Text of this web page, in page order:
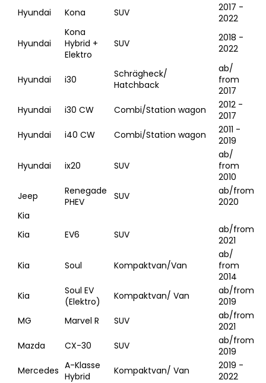
Hyundai Kona SUV
2017 -
2022
Hyundai
Kona
Hybrid +
Elektro
SUV
2018 -
2022
Hyundai i30
Schrägheck/
Hatchback
ab/
from
2017
Hyundai
i30 CW Combi/Station wagon
2012 -
2017
Hyundai
i40 CW Combi/Station wagon
2011 -
2019
Hyundai ix20 SUV
ab/
from
2010
Jeep
Renegade
PHEV
SUV
ab/from
2020
Kia
Kia
EV6 SUV
ab/from
2021
Kia Soul Kompaktvan/Van
ab/
from
2014
Kia
Soul EV
(Elektro)
Kompaktvan/ Van
ab/from
2019
MG
Marvel R SUV
ab/from
2021
Mazda
CX-30 SUV
ab/from
2019
Mercedes A-Klasse
Hybrid
Kompaktvan/ Van
2019 -
2022